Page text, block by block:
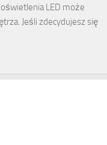
LED może
Jeśli zdecydujesz się